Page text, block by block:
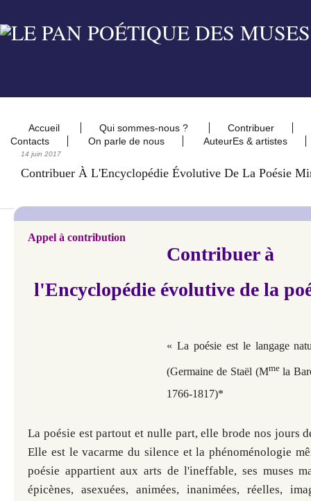
Accueil Qui sommes-nous ?
Contribuer
Contacts
On parle de nous AuteurEs & artistes
14 juin 2017
Contribuer À L'Encyclopédie Évolutive De La Poésie
Appel à contribution
Contribuer à
l'Encyclopédie évolutive de la
« La poésie est le langage
(Germaine de Staël (Mmela
1766-1817)*
La poésie est partout et nulle part, elle brode nos jours
Elle est le vacarme du silence et la phénoménologie
poésie appartient aux arts de l'ineffable, ses muses
épicènes, asexuées, animées, inanimées, réelles,